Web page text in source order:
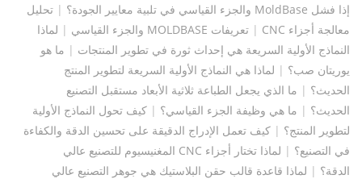
إذا فشل MoldBase والجزء القياسي في تلبية معايير الجودة؟
| تحليل
معالجة أجزاء CNC
| تعريفات MOLDBASE والجزء القياسي | لماذا
النماذج الأولية السريعة هي إحداث ثورة في تطوير المنتجات | ما هو
يوريتان صب؟ | لماذا هي النماذج الأولية السريعة لتطوير المنتج
الحديث؟ | ما الذي يجعل الطباعة ثلاثية الأبعاد مستقبل التصنيع
الحديث؟ | ما هي وظيفة الجزء القياسي؟ | كيف تحول النماذج الأولية
لتطوير المنتج؟ | كيف تعمل الإدراج الدقيقة على تحسين الدقة والكفاءة
في التصنيع؟ |
لماذا تختار أجزاء CNC المغنيسيوم للتصنيع عالي
الدقة؟ | لماذا قاعدة قالب حقن البلاستيك هي جوهر التصنيع عالي